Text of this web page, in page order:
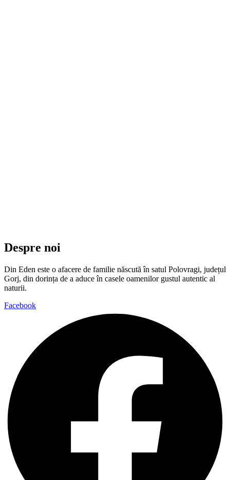
Despre noi
Din Eden este o afacere de familie născută în satul Polovragi, județul
Gorj, din dorința de a aduce în casele oamenilor gustul autentic al
naturii.
Facebook